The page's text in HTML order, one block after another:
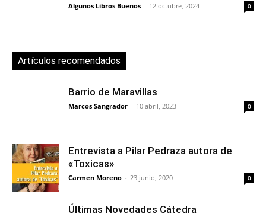
Algunos Libros Buenos - 12 octubre, 2024 0
Artículos recomendados
Barrio de Maravillas
Marcos Sangrador - 10 abril, 2023 0
Entrevista a Pilar Pedraza autora de
«Toxicas»
Carmen Moreno - 23 junio, 2020 0
Últimas Novedades Cátedra